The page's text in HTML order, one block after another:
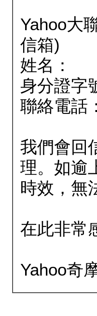
Yahoo大
信箱)
姓名：
身分證字
聯絡電話：
我們會回
理。如逾
時效，無
在此非常
Yahoo奇